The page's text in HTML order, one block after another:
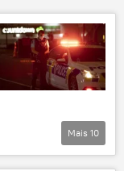
Mais 10